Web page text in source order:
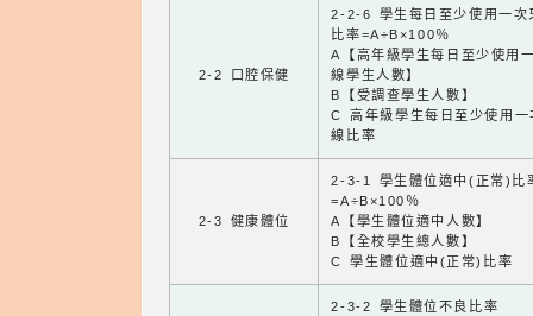
2-2 口腔保健
2-2-6 學生每日至少使用一次
比率=A÷B×100％
A【高年級學生每日至少使用
線學生人數】
B【受調查學生人數】
C 高年級學生每日至少使用一
線比率
2-3 健康體位
2-3-1 學生體位適中(正常)比
=A÷B×100％
A【學生體位適中人數】
B【全校學生總人數】
C 學生體位適中(正常)比率
2-3-2 學生體位不良比率